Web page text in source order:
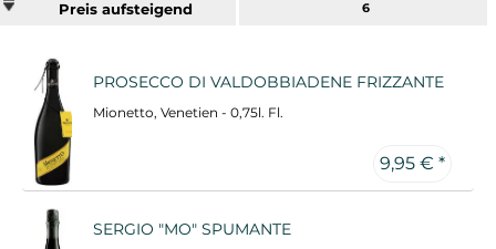
Preis 6
PROSECCO DI VALDOBBIADENE FRIZZANTE
Mionetto, Venetien - 0,75l. Fl.
9,95 € *
SERGIO "MO" SPUMANTE